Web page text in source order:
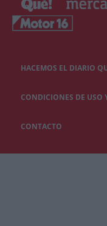
HACEMOS EL DIARIO
CONDICIONES DE USO
CONTACTO